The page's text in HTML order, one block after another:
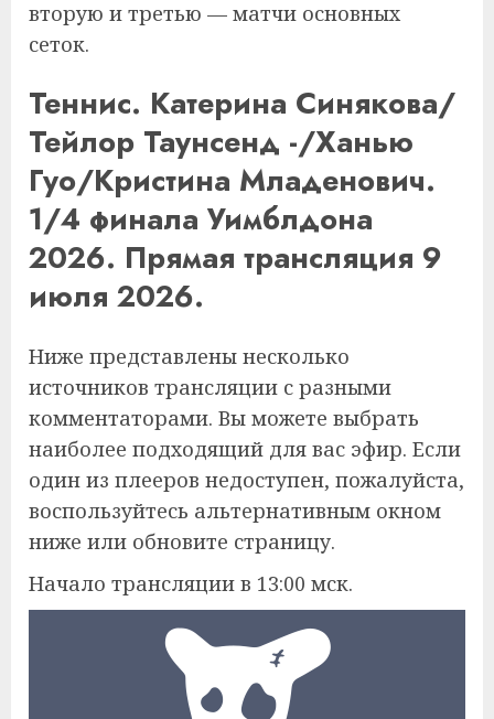
вторую и третью — матчи основных
сеток.
Теннис. Катерина Синякова/
Тейлор Таунсенд -/Ханью
Гуо/Кристина Младенович.
1/4 финала Уимблдона
2026. Прямая трансляция 9
июля 2026.
Ниже представлены несколько
источников трансляции с разными
комментаторами. Вы можете выбрать
наиболее подходящий для вас эфир. Если
один из плееров недоступен, пожалуйста,
воспользуйтесь альтернативным окном
ниже или обновите страницу.
Начало трансляции в 13:00 мск.